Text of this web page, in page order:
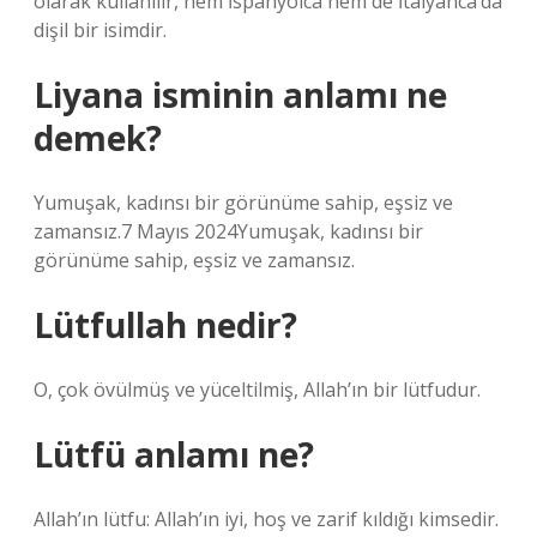
dişil bir isimdir.
Liyana isminin anlamı ne
demek?
Yumuşak, kadınsı bir görünüme sahip, eşsiz ve
zamansız.7 Mayıs 2024Yumuşak, kadınsı bir
görünüme sahip, eşsiz ve zamansız.
Lütfullah nedir?
O, çok övülmüş ve yüceltilmiş, Allah’ın bir lütfudur.
Lütfü anlamı ne?
Allah’ın lütfu: Allah’ın iyi, hoş ve zarif kıldığı kimsedir.